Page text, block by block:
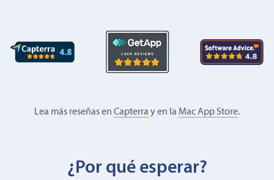
Lea más reseñas en Capterra y en la Mac App Store.
¿Por qué esperar?